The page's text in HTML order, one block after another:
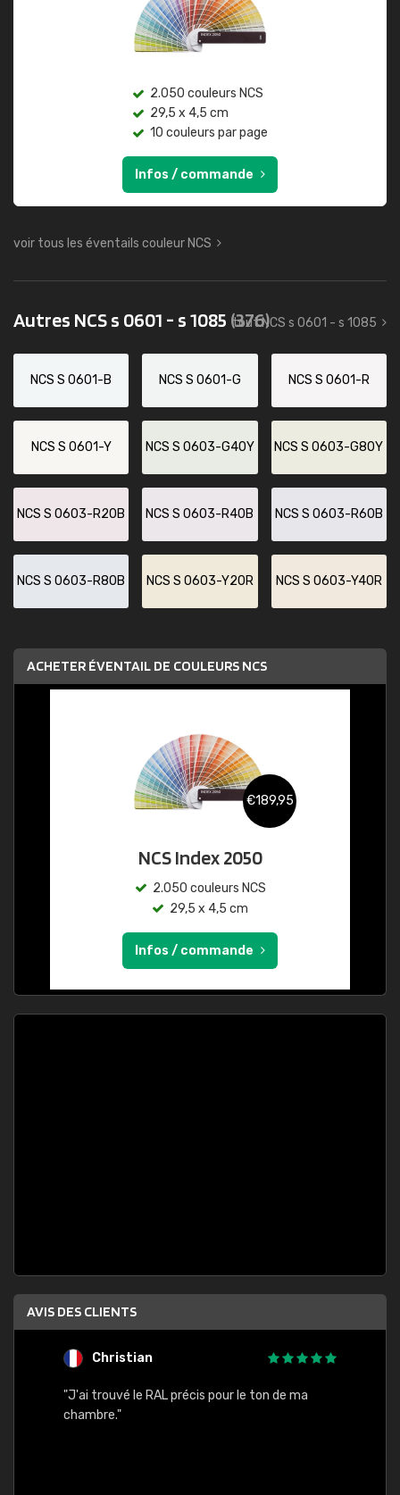
2.050 couleurs NCS
29,5 x 4,5 cm
10 couleurs par page
Infos / commande
voir tous les éventails couleur NCS
Autres NCS s 0601 - s 1085 (376)
tout NCS s 0601 - s 1085
NCS S 0601-B NCS S 0601-G NCS S 0601-R
NCS S 0601-Y NCS S 0603-G40Y NCS S 0603-G80Y
NCS S 0603-R20B NCS S 0603-R40B NCS S 0603-R60B
NCS S 0603-R80B NCS S 0603-Y20R NCS S 0603-Y40R
ACHETER ÉVENTAIL DE COULEURS NCS
€189,95
NCS Index 2050
2.050 couleurs NCS
29,5 x 4,5 cm
Infos / commande
AVIS DES CLIENTS
Christian
"J'ai trouvé le RAL précis pour le ton de ma
chambre."